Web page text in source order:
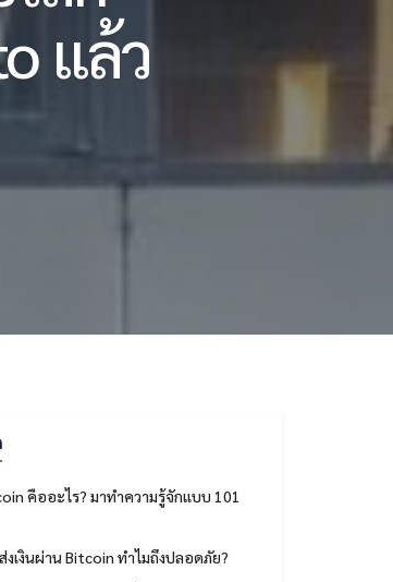
แล้ว
คืออะไร? มาทำความรู้จักแบบ 101
งเงินผ่าน Bitcoin ทำไมถึงปลอดภัย?